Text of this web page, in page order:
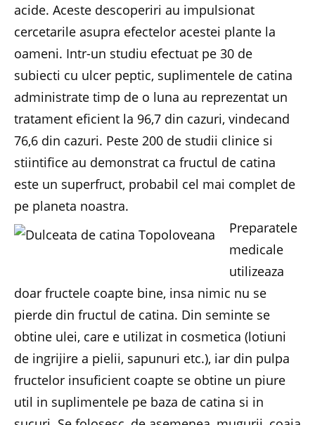
acide. Aceste descoperiri au impulsionat
cercetarile asupra efectelor acestei plante la
oameni. Intr-un studiu efectuat pe 30 de
subiecti cu ulcer peptic, suplimentele de catina
administrate timp de o luna au reprezentat un
tratament eficient la 96,7 din cazuri, vindecand
76,6 din cazuri. Peste 200 de studii clinice si
stiintifice au demonstrat ca fructul de catina
este un superfruct, probabil cel mai complet de
pe planeta noastra.
Preparatele
medicale
utilizeaza
doar fructele coapte bine, insa nimic nu se
pierde din fructul de catina. Din seminte se
obtine ulei, care e utilizat in cosmetica (lotiuni
de ingrijire a pielii, sapunuri etc.), iar din pulpa
fructelor insuficient coapte se obtine un piure
util in suplimentele pe baza de catina si in